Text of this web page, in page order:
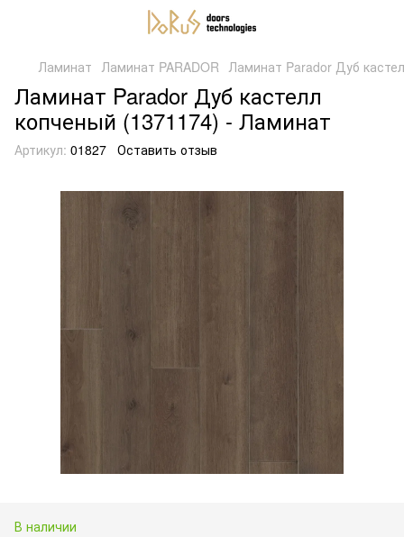
Ламинат Ламинат PARADOR Ламинат Parador Дуб
Ламинат Parador Дуб кастелл
копченый (1371174) - Ламинат
Артикул: 01827 Оставить отзыв
В наличии